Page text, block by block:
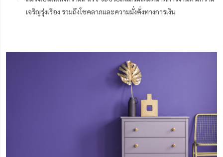
เจริญรุ่งเรือง รวมถึงโชคลาภและความมั่งคั่งทางการเงิน